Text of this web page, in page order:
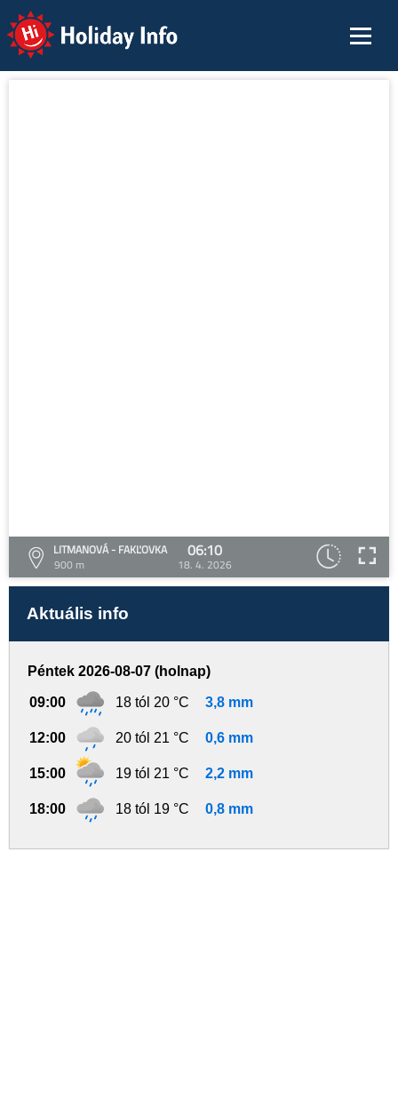
Holiday Info
LITMANOVÁ - FAKĽOVKA
900 m
06:10
18. 4. 2026
Aktuális info
Péntek 2026-08-07 (holnap)
09:00 18 tól 20 °C 3,8 mm
12:00 20 tól 21 °C 0,6 mm
15:00 19 tól 21 °C 2,2 mm
18:00 18 tól 19 °C 0,8 mm